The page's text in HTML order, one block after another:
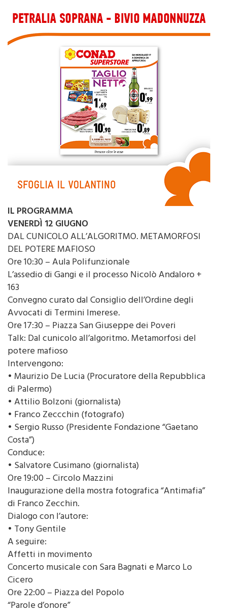
IL PROGRAMMA
VENERDÌ 12 GIUGNO
DAL CUNICOLO ALL’ALGORITMO. METAMORFOSI
DEL POTERE MAFIOSO
Ore 10:30 – Aula Polifunzionale
L’assedio di Gangi e il processo Nicolò Andaloro +
163
Convegno curato dal Consiglio dell’Ordine degli
Avvocati di Termini Imerese.
Ore 17:30 – Piazza San Giuseppe dei Poveri
Talk: Dal cunicolo all’algoritmo. Metamorfosi del
potere mafioso
Intervengono:
• Maurizio De Lucia (Procuratore della Repubblica
di Palermo)
• Attilio Bolzoni (giornalista)
• Franco Zeccchin (fotografo)
• Sergio Russo (Presidente Fondazione “Gaetano
Costa”)
Conduce:
• Salvatore Cusimano (giornalista)
Ore 19:00 – Circolo Mazzini
Inaugurazione della mostra fotografica “Antimafia”
di Franco Zecchin.
Dialogo con l’autore:
• Tony Gentile
A seguire:
Affetti in movimento
Concerto musicale con Sara Bagnati e Marco Lo
Cicero
Ore 22:00 – Piazza del Popolo
“Parole d’onore”